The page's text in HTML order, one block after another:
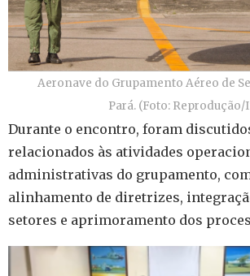
Aeronave do Grupamento Aéreo de
Pará. (Foto:
Durante o encontro, foram
relacionados às atividades
administrativas do grupamento,
alinhamento de diretrizes,
setores e aprimoramento dos